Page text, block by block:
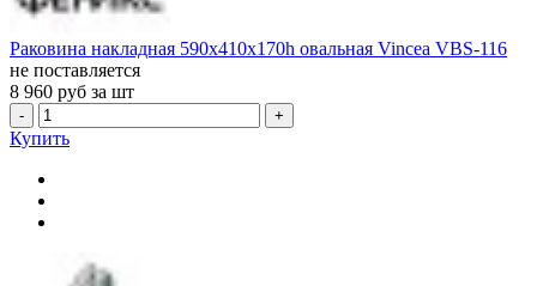
Раковина накладная 590x410x170h овальная Vincea VBS-116
не поставляется
8 960 руб за шт
- +
Купить